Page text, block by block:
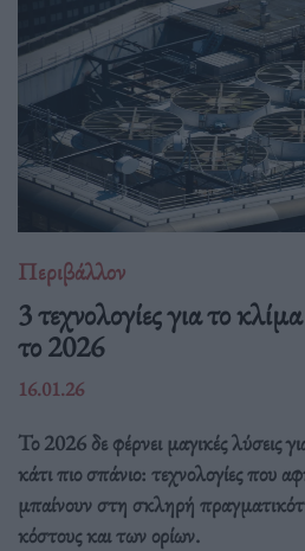
Περιβάλλον
3 τεχνολογίες για το
το 2026
16.01.26
Το 2026 δε φέρνει μαγικές λύσεις
κάτι πιο σπάνιο: τεχνολογίες που
μπαίνουν στη σκληρή
κόστους και των ορίων.